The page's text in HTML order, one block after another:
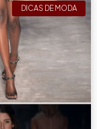
DICAS DE MODA